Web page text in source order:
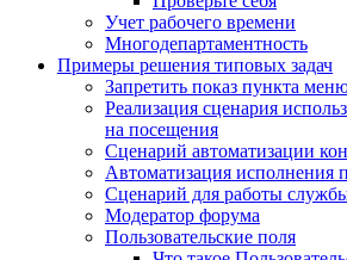
Учет рабочего времени
Многодепартаментность
Примеры решения типовых задач
Запретить показ пункта
Реализация сценария
на посещения
Сценарий автоматизации
Автоматизация исполнения
Сценарий для работы
Модератор форума
Пользовательские поля